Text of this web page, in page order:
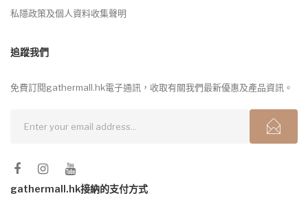
私隱政策及個人資料收集聲明
追蹤我們
免費訂閱gathermall.hk電子通訊，收取有關我們最新優惠及產品資訊。
gathermall.hk接納的支付方式